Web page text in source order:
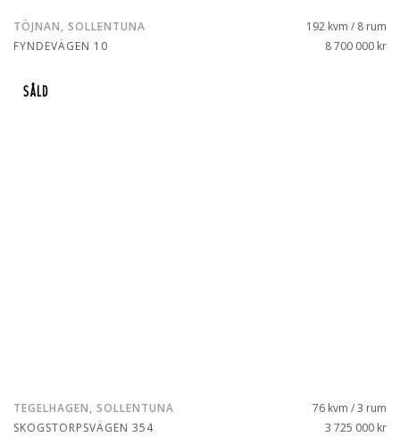
TÖJNAN, SOLLENTUNA
FYNDEVÄGEN 10
192 kvm / 8 rum
8 700 000 kr
SÅLD
TEGELHAGEN, SOLLENTUNA
SKOGSTORPSVÄGEN 354
76 kvm / 3 rum
3 725 000 kr